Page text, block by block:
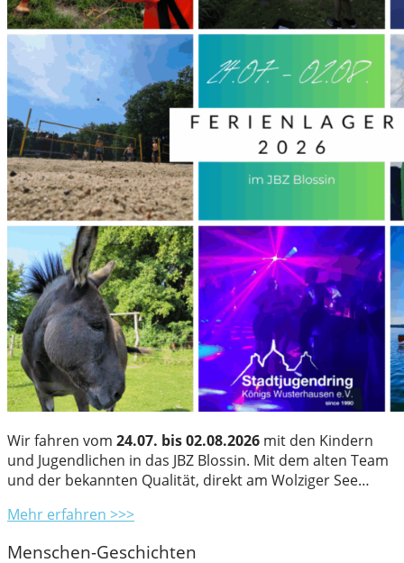
Wir fahren vom 24.07. bis 02.08.2026 mit den Kindern
und Jugendlichen in das JBZ Blossin. Mit dem alten Team
und der bekannten Qualität, direkt am Wolziger See…
Mehr erfahren >>>
Menschen-Geschichten